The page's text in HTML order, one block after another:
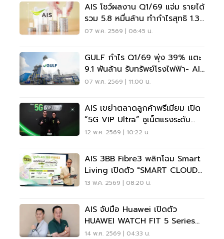
AIS โชว์ผลงาน Q1/69 แจ่ม รายได้
รวม 5.8 หมื่นล้าน ทำกำไรสุทธิ 1.3
หมื่นล้าน
07 พ.ค. 2569 | 06:45 น.
GULF กำไร Q1/69 พุ่ง 39% แตะ
9.1 พันล้าน รับทรัพย์โรงไฟฟ้า- AIS
โตแรง
07 พ.ค. 2569 | 11:00 น.
AIS เขย่าตลาดลูกค้าพรีเมียม เปิด
“5G VIP Ultra” ชูเน็ตแรงระดับ
VIP
12 พ.ค. 2569 | 10:22 น.
AIS 3BB Fibre3 พลิกโฉม Smart
Living เปิดตัว "SMART CLOUD
PAD"
13 พ.ค. 2569 | 08:20 น.
AIS จับมือ Huawei เปิดตัว
HUAWEI WATCH FIT 5 Series
ดันพอร์ต Health Tech
14 พ.ค. 2569 | 04:33 น.